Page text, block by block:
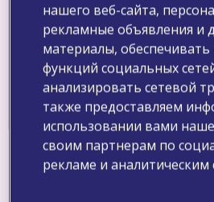
Препараты
нашего веб-сайта,
рекламные объявления и
материалы, обеспечивать
функций социальных
анализировать сетевой
также предоставляем
использовании вами
своим партнерам по
рекламе и аналитическим